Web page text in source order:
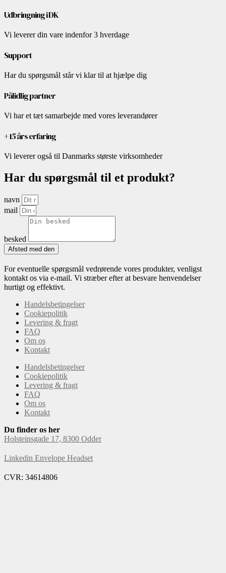
Udbringning i DK
Vi leverer din vare indenfor 3 hverdage
Support
Har du spørgsmål står vi klar til at hjælpe dig
Pålidlig partner
Vi har et tæt samarbejde med vores leverandører
+ 15 års erfaring
Vi leverer også til Danmarks største virksomheder
Har du spørgsmål til et produkt?
navn
mail
besked
Afsted med den
For eventuelle spørgsmål vedrørende vores produkter, venligst
kontakt os via e-mail. Vi stræber efter at besvare henvendelser
hurtigt og effektivt.
Handelsbetingelser
Cookiepolitik
Levering & fragt
FAQ
Om os
Kontakt
Handelsbetingelser
Cookiepolitik
Levering & fragt
FAQ
Om os
Kontakt
Du finder os her
Holsteinsgade 17, 8300 Odder
Linkedin Envelope Headset
CVR: 34614806